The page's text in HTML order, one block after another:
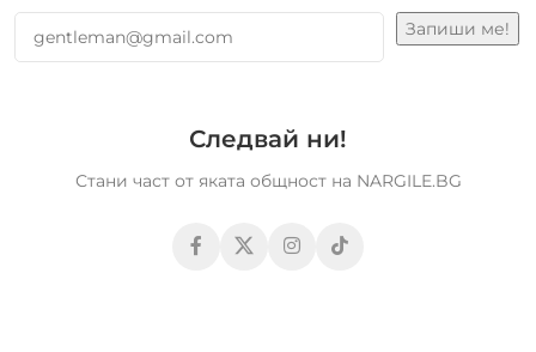
Следвай ни!
Стани част от яката общност на NARGILE.BG